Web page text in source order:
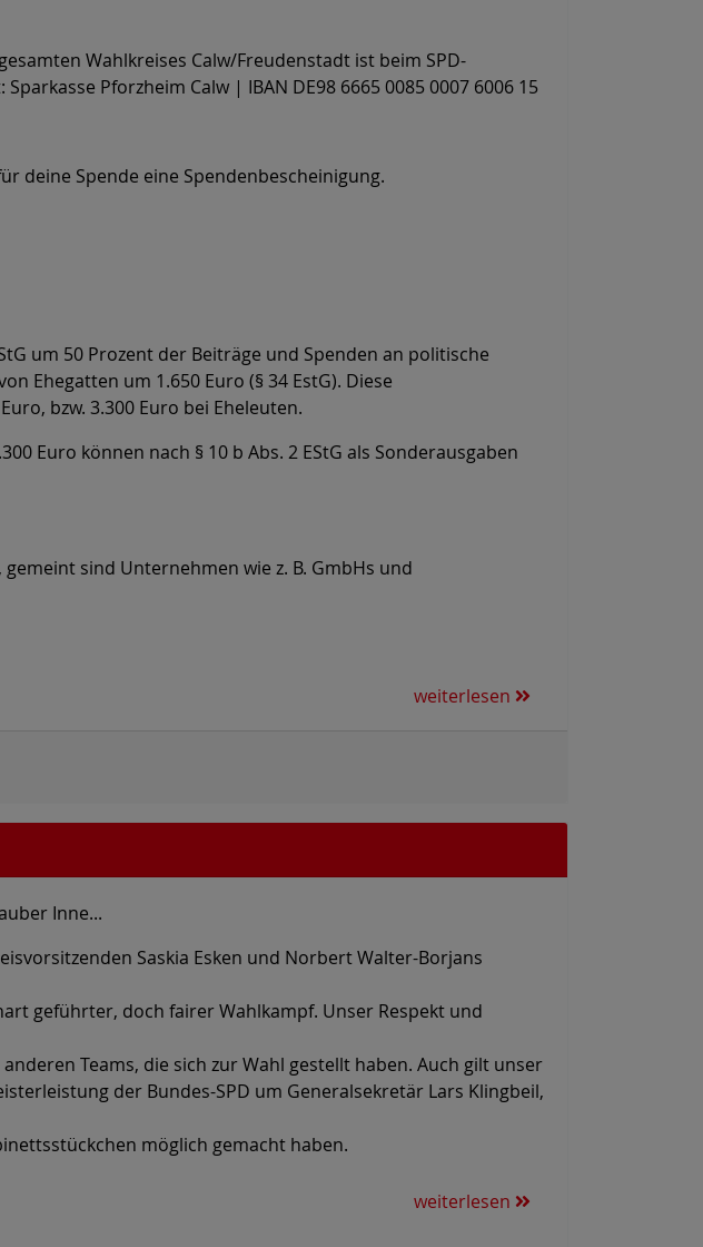
Wahlkreises Calw/Freudenstadt ist beim SPD-
Pforzheim Calw | IBAN DE98 6665 0085 0007 6006 15
deine Spende eine Spendenbescheinigung.
um 50 Prozent der Beiträge und Spenden an politische
Ehegatten um 1.650 Euro (§ 34 EstG). Diese
bzw. 3.300 Euro bei Eheleuten.
Euro können nach § 10 b Abs. 2 EStG als Sonderausgaben
sind Unternehmen wie z. B. GmbHs und
weiterlesen
Inne...
Saskia Esken und Norbert Walter-Borjans
geführter, doch fairer Wahlkampf. Unser Respekt und
Teams, die sich zur Wahl gestellt haben. Auch gilt unser
der Bundes-SPD um Generalsekretär Lars Klingbeil,
möglich gemacht haben.
weiterlesen